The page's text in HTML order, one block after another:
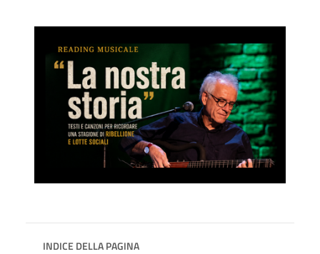
INDICE DELLA PAGINA